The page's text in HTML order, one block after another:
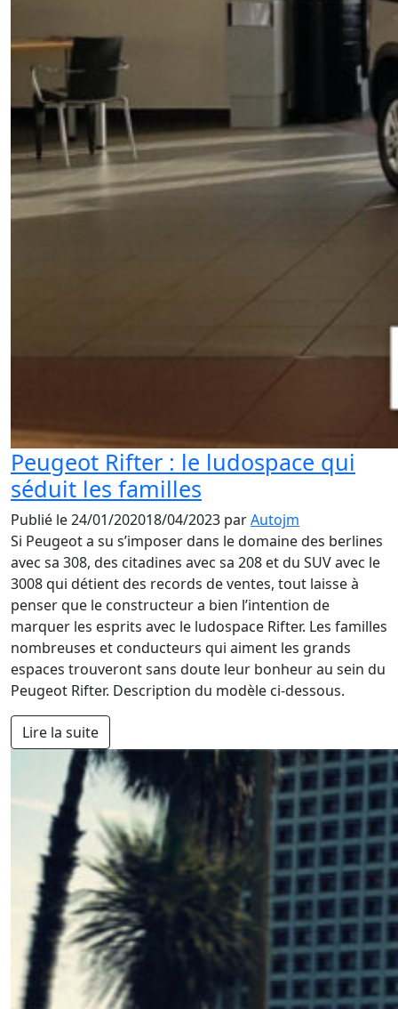
Peugeot Rifter : le ludospace qui
séduit les familles
Publié le24/01/202018/04/2023 parAutojm
Si Peugeot a su s’imposer dans le domaine des berlines
avec sa 308, des citadines avec sa 208 et du SUV avec le
3008 qui détient des records de ventes, tout laisse à
penser que le constructeur a bien l’intention de
marquer les esprits avec le ludospace Rifter. Les familles
nombreuses et conducteurs qui aiment les grands
espaces trouveront sans doute leur bonheur au sein du
Peugeot Rifter. Description du modèle ci-dessous.
Lire la suite